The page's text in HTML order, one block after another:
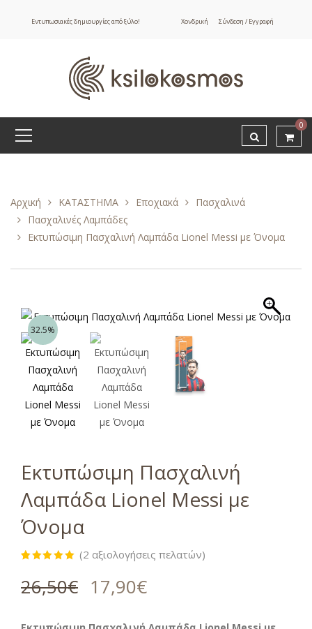
Εντυπωσιακές δημιουργίες από ξύλο! Χονδρική Σύνδεση / Εγγραφή
0
Αρχική ΚΑΤΑΣΤΗΜΑ Εποχιακά
Πασχαλινά
Πασχαλινές Λαμπάδες
Εκτυπώσιμη Πασχαλινή Λαμπάδα Lionel Messi με Όνομα
32.5%
Εκτυπώσιμη Πασχαλινή
Λαμπάδα Lionel Messi με
Όνομα
από 5 με
βάση
(2 αξιολογήσεις πελατών)
26,50€ 17,90€